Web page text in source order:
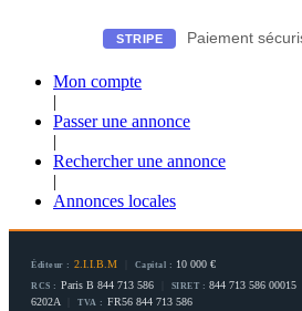
STRIPE Paiement
Mon compte
|
Passer une annonce
|
Rechercher une annonce
|
Annonces locales
Éditeur : 2.I.I.B.M Capital : 10 000 €
RCS : Paris B 844 713 586 SIRET : 844 713 586 00015
6202A TVA : FR56 844 713 586